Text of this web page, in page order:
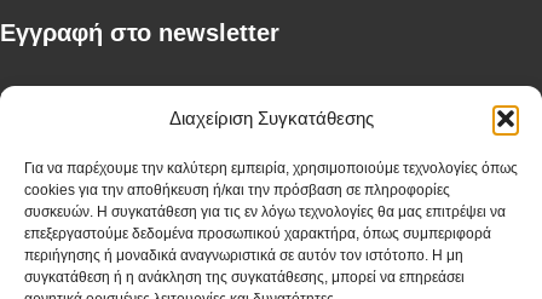
Διαχείριση Συγκατάθεσης
Για να παρέχουμε την καλύτερη εμπειρία, χρησιμοποιούμε τεχνολογίες όπως
cookies για την αποθήκευση ή/και την πρόσβαση σε πληροφορίες
συσκευών. Η συγκατάθεση για τις εν λόγω τεχνολογίες θα μας επιτρέψει να
επεξεργαστούμε δεδομένα προσωπικού χαρακτήρα, όπως συμπεριφορά
περιήγησης ή μοναδικά αναγνωριστικά σε αυτόν τον ιστότοπο. Η μη
συγκατάθεση ή η ανάκληση της συγκατάθεσης, μπορεί να επηρεάσει
Eγγραφή στο newsletter
First Name
Last Name